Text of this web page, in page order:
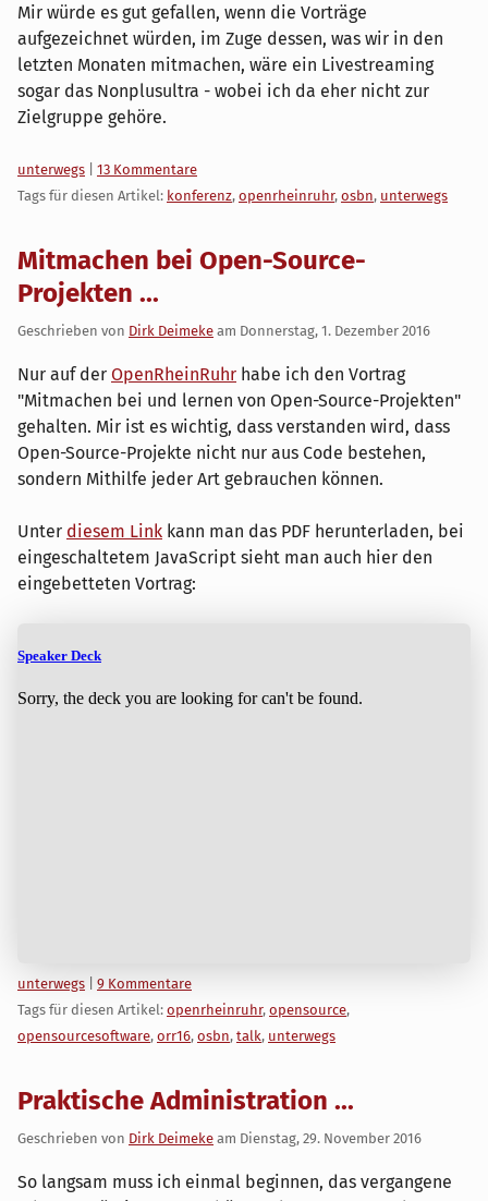
Mir würde es gut gefallen, wenn die Vorträge
aufgezeichnet würden, im Zuge dessen, was wir in den
letzten Monaten mitmachen, wäre ein Livestreaming
sogar das Nonplusultra - wobei ich da eher nicht zur
Zielgruppe gehöre.
Kategorien:
unterwegs
13 Kommentare
Tags für diesen Artikel: konferenz, openrheinruhr, osbn, unterwegs
Mitmachen bei Open-Source-
Projekten ...
Geschrieben von Dirk Deimeke am Donnerstag, 1. Dezember 2016
Nur auf der OpenRheinRuhr habe ich den Vortrag
"Mitmachen bei und lernen von Open-Source-Projekten"
gehalten. Mir ist es wichtig, dass verstanden wird, dass
Open-Source-Projekte nicht nur aus Code bestehen,
sondern Mithilfe jeder Art gebrauchen können.
Unter diesem Link kann man das PDF herunterladen, bei
eingeschaltetem JavaScript sieht man auch hier den
eingebetteten Vortrag:
Kategorien:
unterwegs
9 Kommentare
Tags für diesen Artikel: openrheinruhr, opensource,
opensourcesoftware, orr16, osbn, talk, unterwegs
Praktische Administration ...
Geschrieben von Dirk Deimeke am Dienstag, 29. November 2016
So langsam muss ich einmal beginnen, das vergangene